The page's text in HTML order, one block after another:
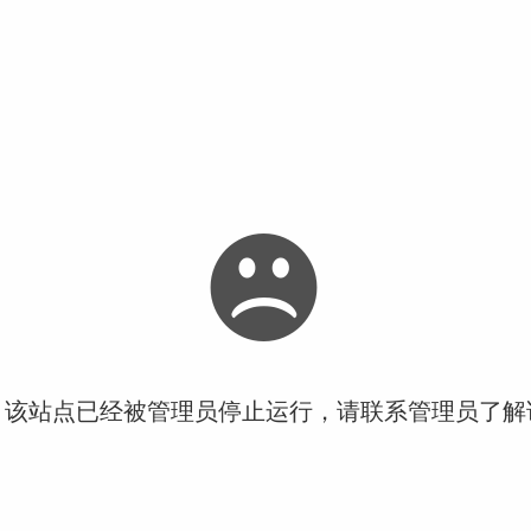
站点已经被管理员停止运行，请联系管理员了